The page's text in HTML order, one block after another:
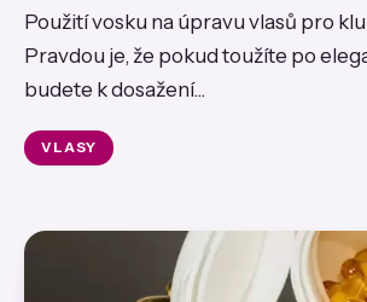
Použití vosku na úpravu vlasů pro
Pravdou je, že pokud toužíte po
budete k dosažení...
VLASY